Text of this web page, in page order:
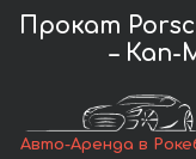
Прокат
–
Авто-Аренда в